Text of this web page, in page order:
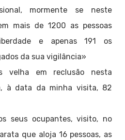
mormente se neste
mais de 1200 as pessoas
e apenas 191 os
da sua vigilância»
velha em reclusão nesta
à data da minha visita, 82
seus ocupantes, visito, no
que aloja 16 pessoas, as